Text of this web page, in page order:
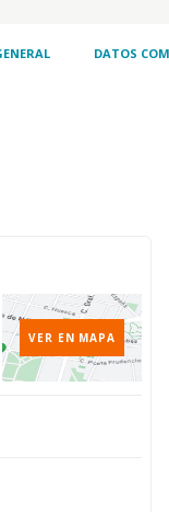
en los
DATOS
VER EN MAPA